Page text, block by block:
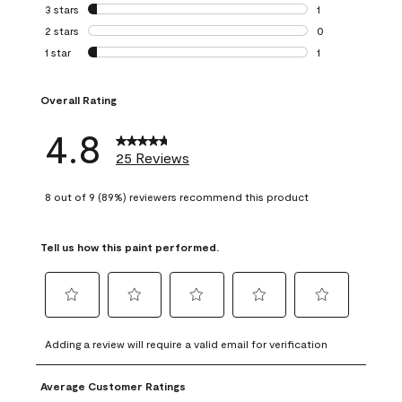
0 reviews with 4
3 stars stars
1
1 review with 3
2 stars stars
0
0 reviews with 2
1 star stars
1
Overall Rating
4.8 25 Reviews
8 out of 9 (89%) reviewers recommend this product
Tell us how this paint performed.
to
rate
the
item
to
rate
the
to
rate
the
item
to
rate
to
rate
Adding a review will require a valid email for verification
Average Customer Ratings